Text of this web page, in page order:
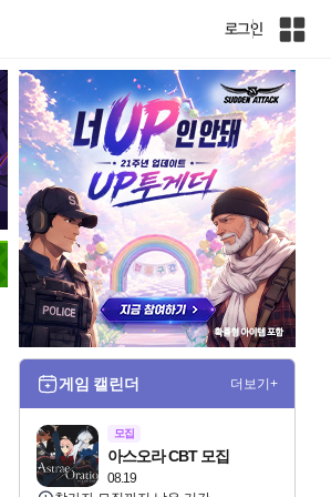
로그인
인
전
사
이
트
게임 캘린더 더보기+
모집
08.19
아스오라 CBT 모집